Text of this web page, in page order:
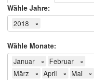
Wähle Jahre:
2018
×
Wähle Monate:
Januar
× Februar ×
März × April × Mai ×